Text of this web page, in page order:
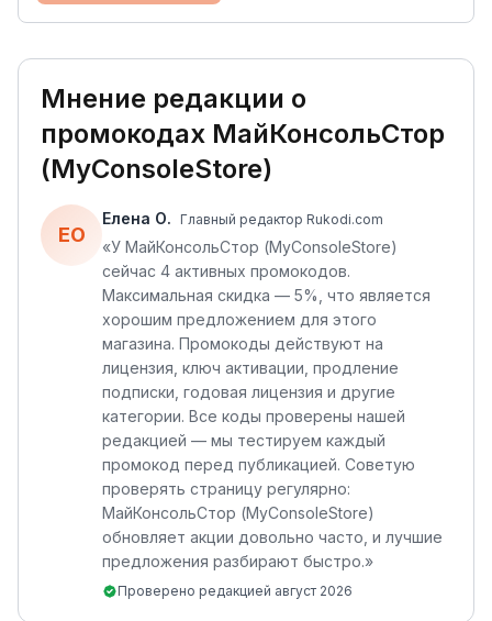
Мнение редакции о
промокодах МайКонсольСтор
(MyConsoleStore)
ЕО
Елена О. Главный редактор Rukodi.com
«У МайКонсольСтор (MyConsoleStore)
сейчас 4 активных промокодов.
Максимальная скидка — 5%, что является
хорошим предложением для этого
магазина. Промокоды действуют на
лицензия, ключ активации, продление
подписки, годовая лицензия и другие
категории. Все коды проверены нашей
редакцией — мы тестируем каждый
промокод перед публикацией. Советую
проверять страницу регулярно:
МайКонсольСтор (MyConsoleStore)
обновляет акции довольно часто, и лучшие
предложения разбирают быстро.»
Проверено редакцией август 2026